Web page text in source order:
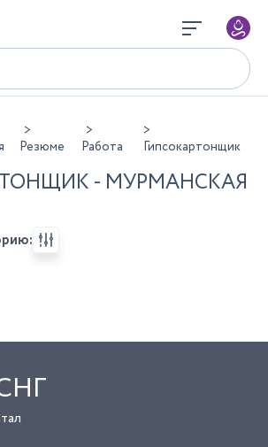
Резюме Работа Гипсокартонщик
- МУРМАНСКАЯ